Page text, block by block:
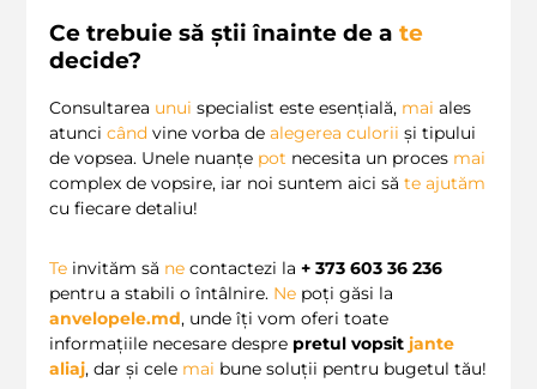
Ce trebuie să știi înainte de a te
decide?
Consultarea unui specialist este esențială, mai ales
atunci când vine vorba de alegerea culorii și tipului
de vopsea. Unele nuanțe pot necesita un proces mai
complex de vopsire, iar noi suntem aici să te ajutăm
cu fiecare detaliu!
Te invităm să ne contactezi la + 373 603 36 236
pentru a stabili o întâlnire. Ne poți găsi la
anvelopele.md, unde îți vom oferi toate
informațiile necesare despre pretul vopsit jante
aliaj, dar și cele mai bune soluții pentru bugetul tău!